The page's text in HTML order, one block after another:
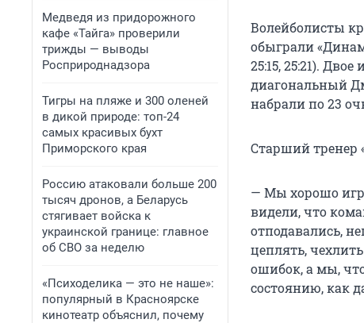
Медведя из придорожного
кафе «Тайга» проверили
трижды — выводы
Росприроднадзора
Тигры на пляже и 300 оленей
в дикой природе: топ-24
самых красивых бухт
Приморского края
Россию атаковали больше 200
тысяч дронов, а Беларусь
стягивает войска к
украинской границе: главное
об СВО за неделю
«Психоделика — это не наше»:
популярный в Красноярске
кинотеатр объяснил, почему
Волейболисты
обыграли
25:15, 25:21).
диагональный
набрали по 23
Старший тренер
— Мы хорошо
видели, что
отподавались,
цеплять,
ошибок, а мы,
состоянию, как